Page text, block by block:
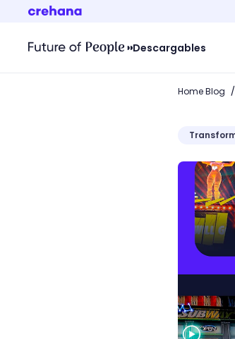
Descargables
Home Blog /
Anuncios